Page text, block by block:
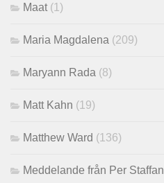
Maat (1)
Maria Magdalena (209)
Maryann Rada (8)
Matt Kahn (19)
Matthew Ward (136)
Meddelande från Per Staffan